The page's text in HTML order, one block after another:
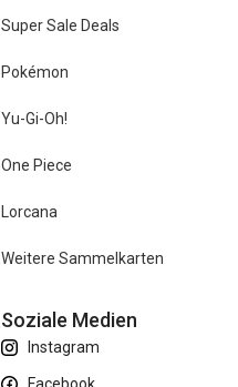
Super Sale Deals
Pokémon
Yu-Gi-Oh!
One Piece
Lorcana
Weitere Sammelkarten
Soziale Medien
Instagram
Facebook